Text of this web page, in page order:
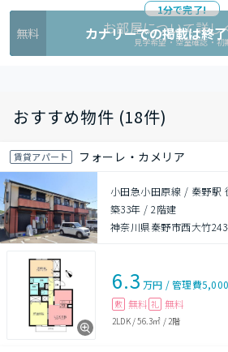
1分で完了!
無料 お部屋について詳し
見学希望・空室確認・初
カナリーでの掲載は終
おすすめ物件 (18件)
賃貸アパート フォーレ・カメリア
小田急小田原線 / 秦野駅
築33年 /2階建
神奈川県秦野市西大竹
6.3 万円 /管理費
敷 無料 礼 無料
2LDK/56.3㎡ / 2階